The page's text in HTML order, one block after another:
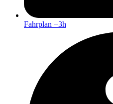
Fahrplan +3h